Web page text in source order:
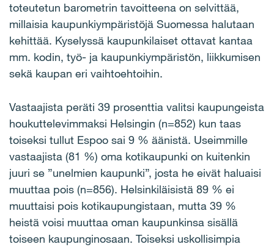
toteutetun barometrin tavoitteena on selvittää,
millaisia kaupunkiympäristöjä Suomessa halutaan
kehittää. Kyselyssä kaupunkilaiset ottavat kantaa
mm. kodin, työ- ja kaupunkiympäristön, liikkumisen
sekä kaupan eri vaihtoehtoihin.
Vastaajista peräti 39 prosenttia valitsi kaupungeista
houkuttelevimmaksi Helsingin (n=852) kun taas
toiseksi tullut Espoo sai 9 % äänistä. Useimmille
vastaajista (81 %) oma kotikaupunki on kuitenkin
juuri se ”unelmien kaupunki”, josta he eivät haluaisi
muuttaa pois (n=856). Helsinkiläisistä 89 % ei
muuttaisi pois kotikaupungistaan, mutta 39 %
heistä voisi muuttaa oman kaupunkinsa sisällä
toiseen kaupunginosaan. Toiseksi uskollisimpia